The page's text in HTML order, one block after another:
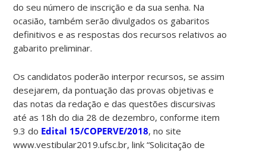
do seu número de inscrição e da sua senha. Na
ocasião, também serão divulgados os gabaritos
definitivos e as respostas dos recursos relativos ao
gabarito preliminar.
Os candidatos poderão interpor recursos, se assim
desejarem, da pontuação das provas objetivas e
das notas da redação e das questões discursivas
até as 18h do dia 28 de dezembro, conforme item
9.3 do Edital 15/COPERVE/2018, no site
www.vestibular2019.ufsc.br, link “Solicitação de